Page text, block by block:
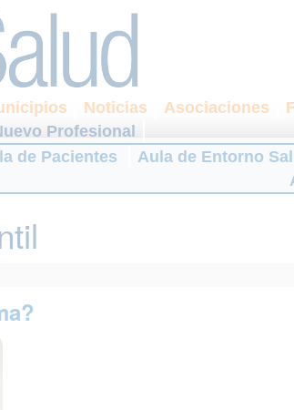
Noticias Asociaciones
Profesional
de Pacientes Aula de Entorno